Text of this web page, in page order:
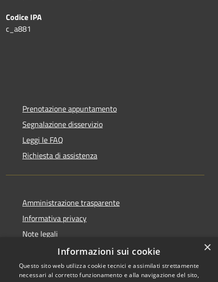
Codice IPA
c_a881
Prenotazione appuntamento
Segnalazione disservizio
Leggi le FAQ
Richiesta di assistenza
Amministrazione trasparente
Informativa privacy
Note legali
Dichiarazione di accessibilità
×
Informazioni sui cookie
Questo sito web utilizza cookie tecnici e assimilati strettamente
necessari al corretto funzionamento e alla navigazione del sito,